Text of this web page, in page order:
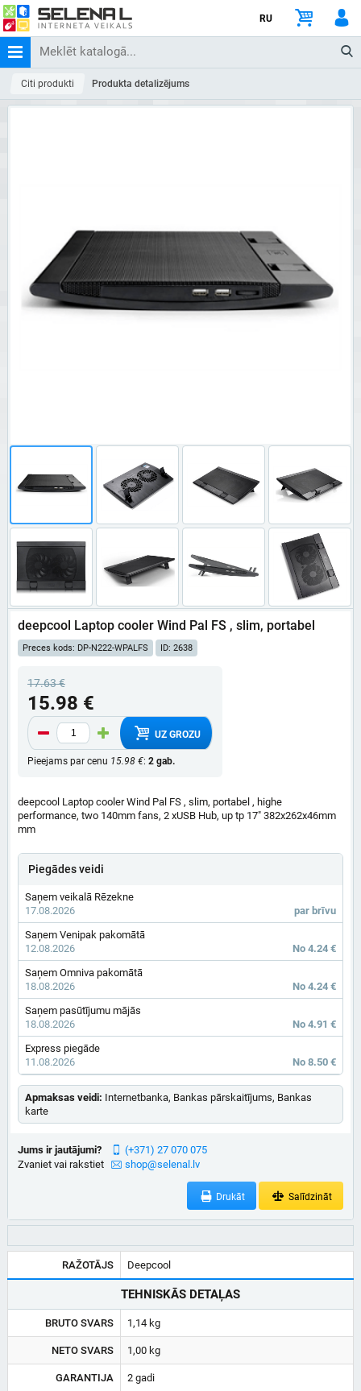
RU
Citi produkti Produkta detalizējums
deepcool Laptop cooler Wind Pal FS , slim, portabel
Preces kods: DP-N222-WPALFS ID: 2638
17.63 €
15.98 €
UZ GROZU
Pieejams par cenu 15.98 €: 2 gab.
deepcool Laptop cooler Wind Pal FS , slim, portabel , highe
performance, two 140mm fans, 2 xUSB Hub, up tp 17" 382x262x46mm
mm
Piegādes veidi
Saņem veikalā Rēzekne
17.08.2026
par brīvu
Saņem Venipak pakomātā
12.08.2026
No 4.24 €
Saņem Omniva pakomātā
18.08.2026
No 4.24 €
Saņem pasūtījumu mājās
18.08.2026
No 4.91 €
Express piegāde
11.08.2026
No 8.50 €
Apmaksas veidi: Internetbanka, Bankas pārskaitījums, Bankas
karte
Jums ir jautājumi?
Zvaniet vai rakstiet
(+371) 27 070 075
shop@selenal.lv
Drukāt Salīdzināt
RAŽOTĀJS Deepcool
TEHNISKĀS DETAĻAS
BRUTO SVARS 1,14 kg
NETO SVARS 1,00 kg
GARANTIJA 2 gadi